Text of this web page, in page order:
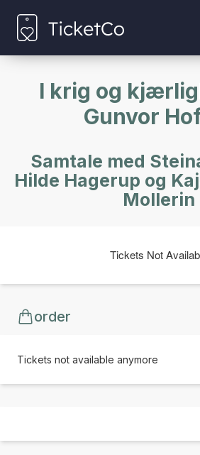
I krig og
Gunvor
Samtale med
Hilde Hagerup og
Mollerin
Tickets Not
order
Tickets not available anymore